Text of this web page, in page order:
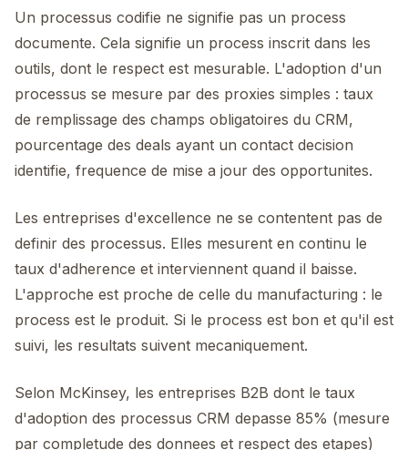
Un processus codifie ne signifie pas un process
documente. Cela signifie un process inscrit dans les
outils, dont le respect est mesurable. L'adoption d'un
processus se mesure par des proxies simples : taux
de remplissage des champs obligatoires du CRM,
pourcentage des deals ayant un contact decision
identifie, frequence de mise a jour des opportunites.
Les entreprises d'excellence ne se contentent pas de
definir des processus. Elles mesurent en continu le
taux d'adherence et interviennent quand il baisse.
L'approche est proche de celle du manufacturing : le
process est le produit. Si le process est bon et qu'il est
suivi, les resultats suivent mecaniquement.
Selon McKinsey, les entreprises B2B dont le taux
d'adoption des processus CRM depasse 85% (mesure
par completude des donnees et respect des etapes)